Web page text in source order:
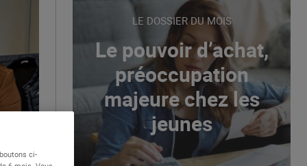
LE DOSSIER DU MOIS
Le pouvoir d’achat,
préoccupation
majeure chez les
jeunes
ci-